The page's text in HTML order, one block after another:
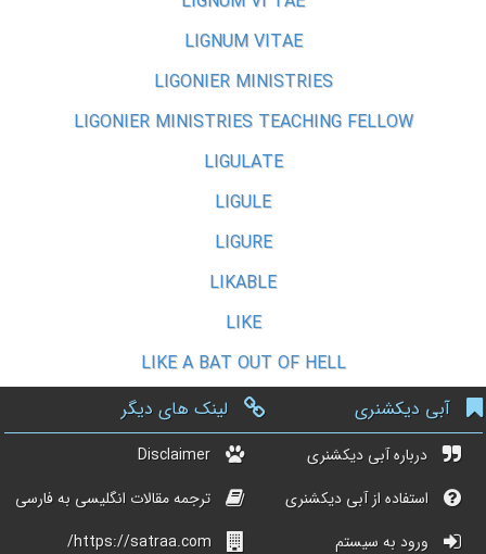
LIGNUM VITAE
LIGONIER MINISTRIES
LIGONIER MINISTRIES TEACHING FELLOW
LIGULATE
LIGULE
LIGURE
LIKABLE
LIKE
LIKE A BAT OUT OF HELL
آبی دیکشنری
درباره آبی دیکشنری
استفاده از آبی دیکشنری
ورود به سیستم
لینک های دیگر
Disclaimer
ترجمه مقالات انگلیسی به فارسی
https://satraa.com/